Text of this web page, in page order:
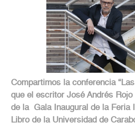
Compartimos la conferencia
que el escritor José Andrés
de la Gala Inaugural de la Feria
Libro de la Universidad de